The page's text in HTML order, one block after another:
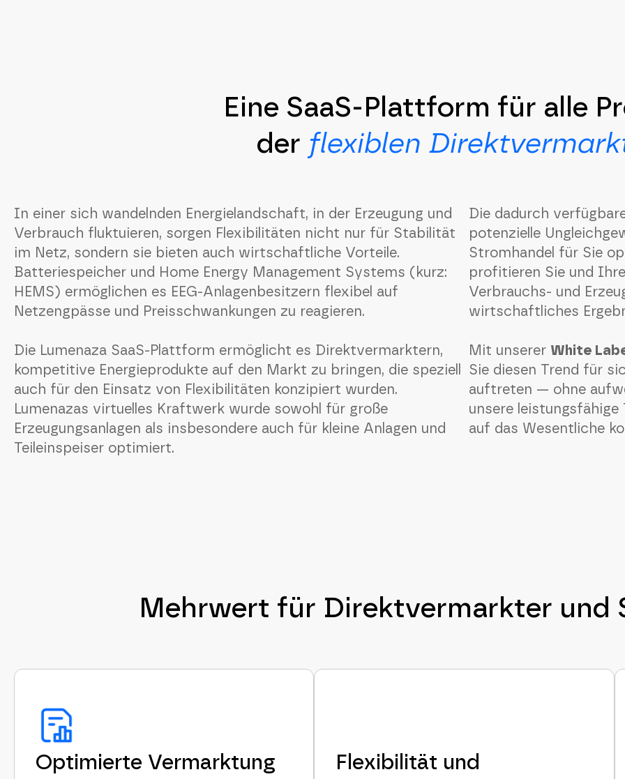
Eine SaaS-Plattform für alle
der flexiblen
In einer sich wandelnden Energielandschaft, in der Erzeugung und
Verbrauch fluktuieren, sorgen Flexibilitäten nicht nur für Stabilität
im Netz, sondern sie bieten auch wirtschaftliche Vorteile.
Batteriespeicher und Home Energy Management Systems (kurz:
HEMS) ermöglichen es EEG-Anlagenbesitzern flexibel auf
Netzengpässe und Preisschwankungen zu reagieren.
Die Lumenaza SaaS-Plattform ermöglicht es Direktvermarktern,
kompetitive Energieprodukte auf den Markt zu bringen, die speziell
auch für den Einsatz von Flexibilitäten konzipiert wurden.
Lumenazas virtuelles Kraftwerk wurde sowohl für große
Erzeugungsanlagen als insbesondere auch für kleine Anlagen und
Teileinspeiser optimiert.
Die dadurch
potenzielle
Stromhandel für Sie
profitieren Sie und
Verbrauchs- und
wirtschaftliches
Mit unserer White
Sie diesen Trend für
auftreten — ohne
unsere leistungsfähige
auf das Wesentliche
Mehrwert für Direktvermarkter und
Optimierte Vermarktung
Flexibilität und